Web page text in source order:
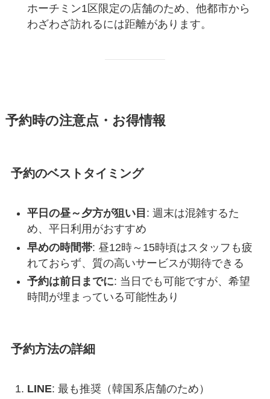
ホーチミン1区限定の店舗のため、他都市から
わざわざ訪れるには距離があります。
予約時の注意点・お得情報
予約のベストタイミング
平日の昼～夕方が狙い目 : 週末は混雑するた
め、平日利用がおすすめ
早めの時間帯: 昼12時～15時頃はスタッフも疲
れておらず、質の高いサービスが期待できる
予約は前日までに: 当日でも可能ですが、希望
時間が埋まっている可能性あり
予約方法の詳細
LINE: 最も推奨（韓国系店舗のため）